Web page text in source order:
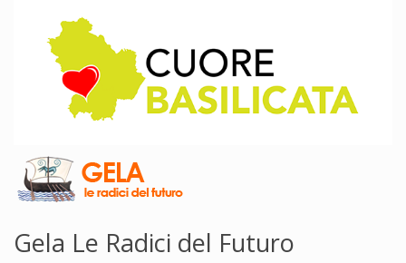
Gela Le Radici del Futuro